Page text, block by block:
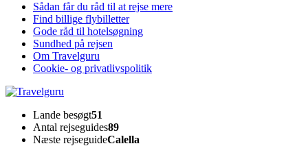
Sådan får du råd til at rejse mere
Find billige flybilletter
Gode råd til hotelsøgning
Sundhed på rejsen
Om Travelguru
Cookie- og privatlivspolitik
TravelguruLande besøgt51
Antal rejseguides89
Næste rejseguideCalella